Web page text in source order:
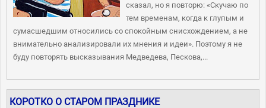
сказал, но я повторю: «Скучаю по
тем временам, когда к глупым и
сумасшедшим относились со спокойным снисхождением, а не
внимательно анализировали их мнения и идеи». Поэтому я не
буду повторять высказывания Медведева, Пескова,...
КОРОТКО О СТАРОМ ПРАЗДНИКЕ